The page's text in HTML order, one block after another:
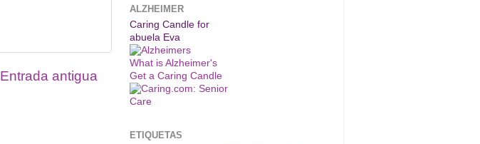
Entrada antigua
ALZHEIMER
Caring Candle for
abuela Eva
What is Alzheimer's
Get a Caring Candle
ETIQUETAS